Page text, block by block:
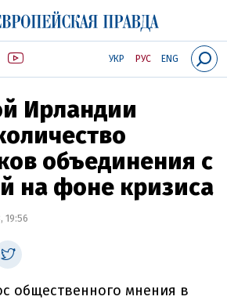
УКР РУС ENG
Ирландии
объединения с
на фоне кризиса
19:56
общественного мнения в